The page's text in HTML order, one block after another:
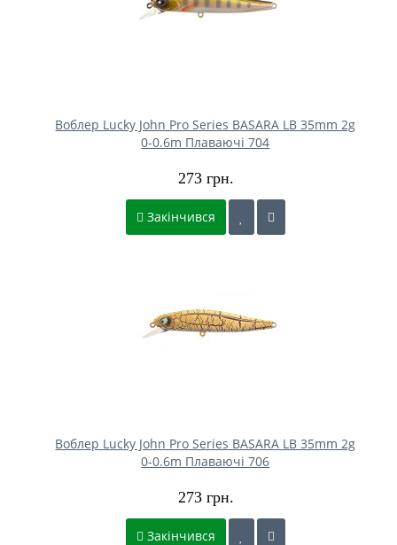
Воблер Lucky John Pro Series BASARA LB 35mm 2g
0-0.6m Плаваючі 704
273 грн.
Закінчився
Воблер Lucky John Pro Series BASARA LB 35mm 2g
0-0.6m Плаваючі 706
273 грн.
Закінчився